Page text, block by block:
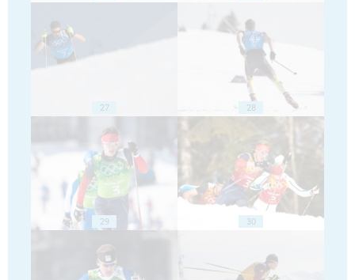
27 28
29 30